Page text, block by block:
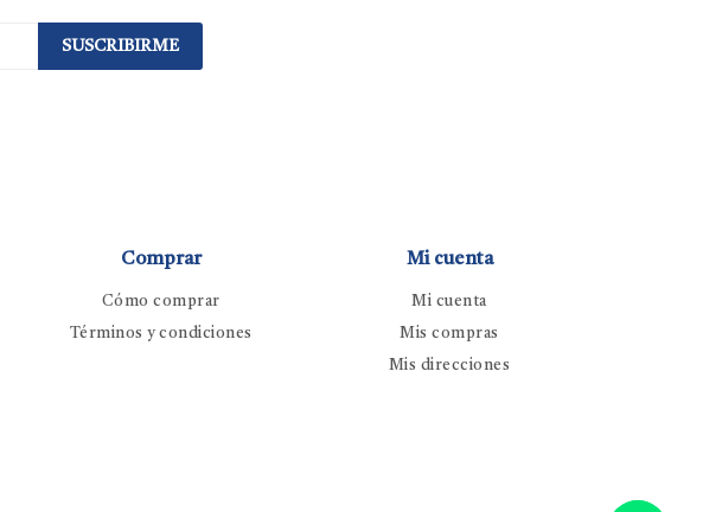
Comprar
Cómo comprar
Términos y condiciones
Mi cuenta
Mi cuenta
Mis compras
Mis direcciones
SUSCRIBIRME